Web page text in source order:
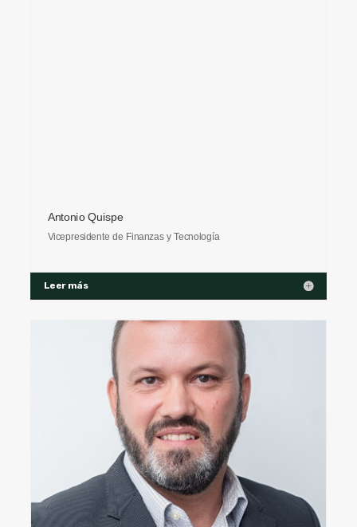
Antonio Quispe
Vicepresidente de Finanzas y Tecnología
Leer más